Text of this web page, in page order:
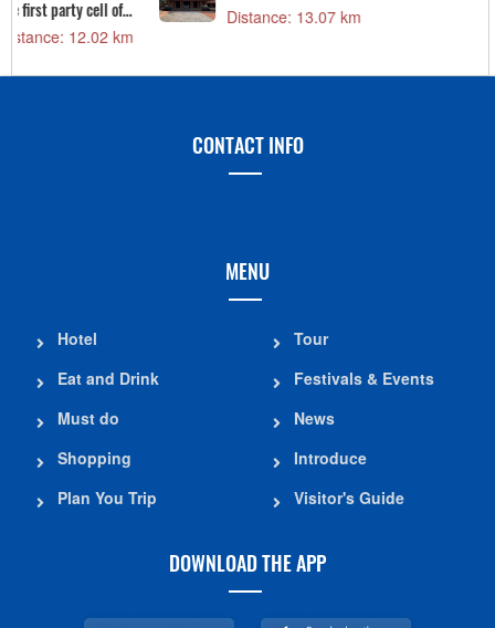
CONTACT INFO
MENU
Hotel
Eat and Drink
Must do
Shopping
Plan You Trip
Tour
Festivals & Events
News
Introduce
Visitor's Guide
DOWNLOAD THE APP